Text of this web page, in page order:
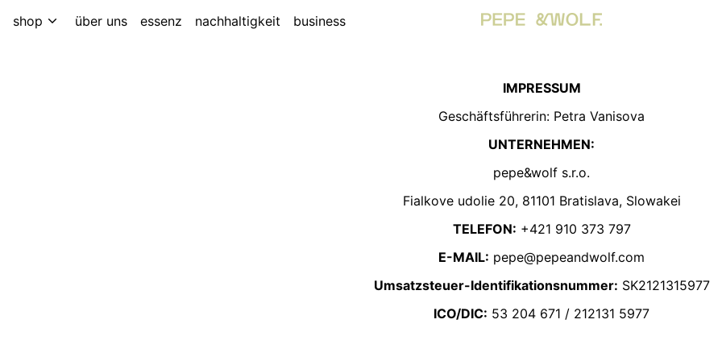
shop über uns essenz nachhaltigkeit business
IMPRESSUM
Geschäftsführerin: Petra Vanisova
UNTERNEHMEN:
pepe&wolf s.r.o.
Fialkove udolie 20, 81101 Bratislava, Slowakei
TELEFON: +421 910 373 797
E-MAIL: pepe@pepeandwolf.com
Umsatzsteuer-Identifikationsnummer: SK2121315977
ICO/DIC: 53 204 671 / 212131 5977